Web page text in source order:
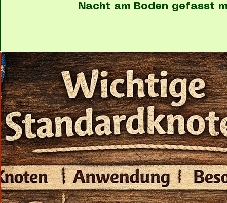
Nacht am Boden gefasst